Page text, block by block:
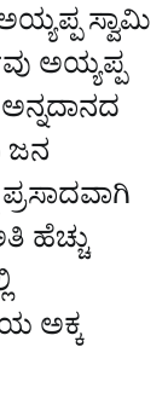
ಸ್ವಾಮಿ
ಅಯ್ಯಪ್ಪ
ಜನ
ಹೆಚ್ಚು
ಅಕ್ಕ